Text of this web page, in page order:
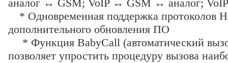
аналог ↔ GSM; VoIP ↔ GSM ↔ аналог;
* Одновременная поддержка протоколов
дополнительного обновления ПО
* Функция BabyCall (автоматический
позволяет упростить процедуру вызова